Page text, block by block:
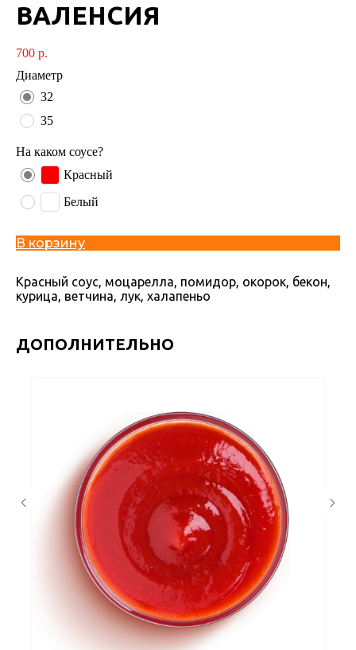
ВАЛЕНСИЯ
700 р.
Диаметр
32
35
На каком соусе?
Красный
Белый
В корзину
Красный соус, моцарелла, помидор, окорок, бекон,
курица, ветчина, лук, халапеньо
ДОПОЛНИТЕЛЬНО